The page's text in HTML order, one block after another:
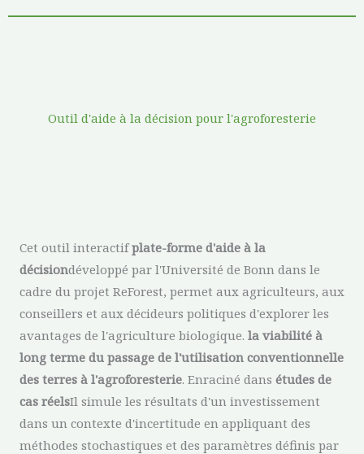
Outil d'aide à la décision pour l'agroforesterie
Cet outil interactifplate-forme d'aide à la
décisiondéveloppé par l'Université de Bonn dans le
cadre du projet ReForest, permet aux agriculteurs, aux
conseillers et aux décideurs politiques d'explorer les
avantages de l'agriculture biologique. la viabilité à
long terme du passage de l'utilisation conventionnelle
des terres à l'agroforesterie. Enraciné dans études de
cas réelsIl simule les résultats d'un investissement
dans un contexte d'incertitude en appliquant des
méthodes stochastiques et des paramètres définis par